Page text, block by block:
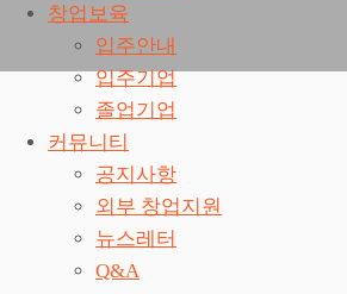
창업보육
입주안내
입주기업
졸업기업
커뮤니티
공지사항
외부 창업지원
뉴스레터
Q&A